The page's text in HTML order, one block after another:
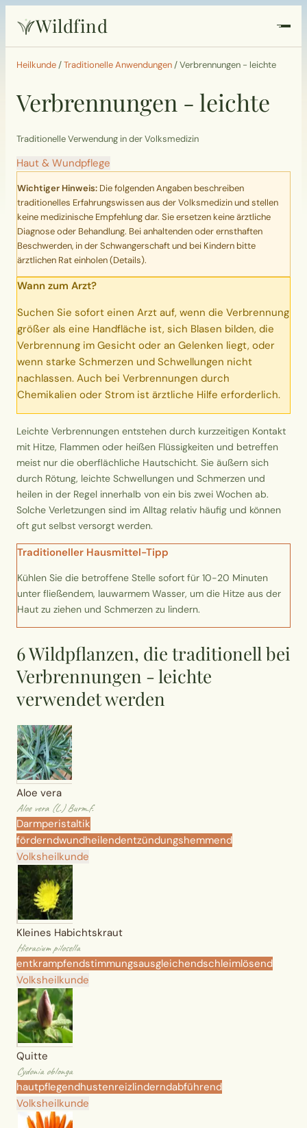
Wildfind
Startseite
Pflanzen
Rezepte
Garten
Quiz
Suche
Erntekorb
Sammelkalender
Blüten-Finder
Phänologie-Radar
Vogelstimmen
Gartenplaner
Düngeberater
Challenges
Wusstest du?
Sammlungen
Selber machen
Glossar
Heilkunde /Traditionelle Anwendungen /Verbrennungen - leichte
Verbrennungen - leichte
Traditionelle Verwendung in der Volksmedizin
Haut & Wundpflege
Wichtiger Hinweis: Die folgenden Angaben beschreiben
traditionelles Erfahrungswissen aus der Volksmedizin und stellen
keine medizinische Empfehlung dar. Sie ersetzen keine ärztliche
Diagnose oder Behandlung. Bei anhaltenden oder ernsthaften
Beschwerden, in der Schwangerschaft und bei Kindern bitte
ärztlichen Rat einholen (Details).
Wann zum Arzt?
Suchen Sie sofort einen Arzt auf, wenn die Verbrennung
größer als eine Handfläche ist, sich Blasen bilden, die
Verbrennung im Gesicht oder an Gelenken liegt, oder
wenn starke Schmerzen und Schwellungen nicht
nachlassen. Auch bei Verbrennungen durch
Chemikalien oder Strom ist ärztliche Hilfe erforderlich.
Leichte Verbrennungen entstehen durch kurzzeitigen Kontakt
mit Hitze, Flammen oder heißen Flüssigkeiten und betreffen
meist nur die oberflächliche Hautschicht. Sie äußern sich
durch Rötung, leichte Schwellungen und Schmerzen und
heilen in der Regel innerhalb von ein bis zwei Wochen ab.
Solche Verletzungen sind im Alltag relativ häufig und können
oft gut selbst versorgt werden.
Traditioneller Hausmittel-Tipp
Kühlen Sie die betroffene Stelle sofort für 10-20 Minuten
unter fließendem, lauwarmem Wasser, um die Hitze aus der
Haut zu ziehen und Schmerzen zu lindern.
6 Wildpflanzen, die traditionell bei
Verbrennungen - leichte
verwendet werden
Aloe vera
Aloe vera (L.) Burm.f.
Darmperistaltik
förderndwundheilendentzündungshemmend
Volksheilkunde
Kleines Habichtskraut
Hieracium pilosella
entkrampfendstimmungsausgleichendschleimlösend
Volksheilkunde
Quitte
Cydonia oblonga
hautpflegendhustenreizlinderndabführend
Volksheilkunde